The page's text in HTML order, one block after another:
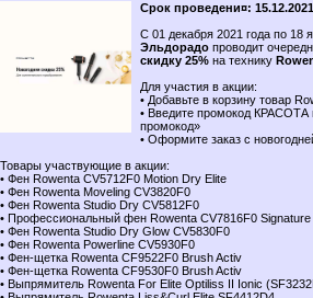
Срок проведени¤:
С 01 декабря 2021 года по 18
Эльдорадо проводит
cкидку 25% на технику
Для участия в акции:
• Добавьте в корзину товар
• Введите промокод КРАСОТА
промокод»
• Оформите заказ с
Товары участвующие в акции:
• Фен Rowenta CV5712F0 Motion Dry Elite
• Фен Rowenta Moveling CV3820F0
• Фен Rowenta Studio Dry CV5812F0
• Профессиональный фен Rowenta CV7816F0 Signature
• Фен Rowenta Studio Dry Glow CV5830F0
• Фен Rowenta Powerline CV5930F0
• Фен-щетка Rowenta CF9522F0 Brush Activ
• Фен-щетка Rowenta CF9530F0 Brush Activ
• Выпрямитель Rowenta For Elite Optiliss II Ionic